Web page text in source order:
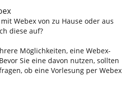
Webex von zu Hause oder aus
diese auf?
Möglichkeiten, eine Webex-
Sie eine davon nutzen, sollten
ob eine Vorlesung per Webex